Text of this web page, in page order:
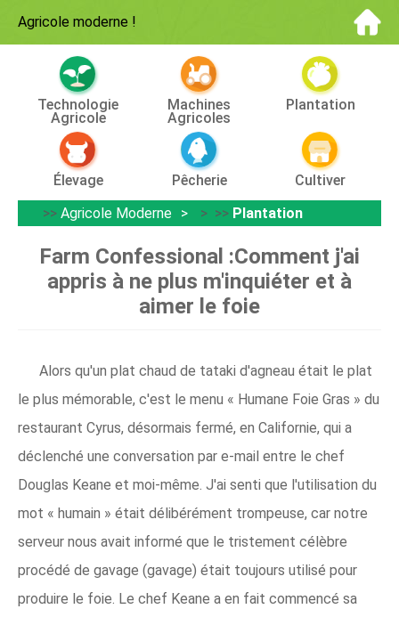
Agricole moderne !
Technologie
Agricole
Machines
Agricoles
Plantation
Élevage Pêcherie
Cultiver
>> Agricole Moderne > >> Plantation
Farm Confessional :Comment j'ai
appris à ne plus m'inquiéter et à
aimer le foie
Alors qu'un plat chaud de tataki d'agneau était le plat
le plus mémorable, c'est le menu « Humane Foie Gras » du
restaurant Cyrus, désormais fermé, en Californie, qui a
déclenché une conversation par e-mail entre le chef
Douglas Keane et moi-même. J'ai senti que l'utilisation du
mot « humain » était délibérément trompeuse, car notre
serveur nous avait informé que le tristement célèbre
procédé de gavage (gavage) était toujours utilisé pour
produire le foie. Le chef Keane a en fait commencé sa